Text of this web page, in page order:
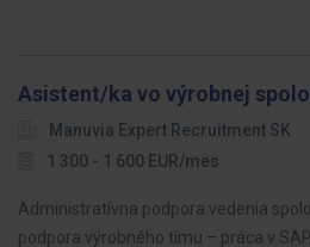
Asistent/ka vo výrobnej
Manuvia Expert Recruitment SK
1 300 - 1 600 EUR/mes
Administratívna podpora vedenia
podpora výrobného tímu – práca v